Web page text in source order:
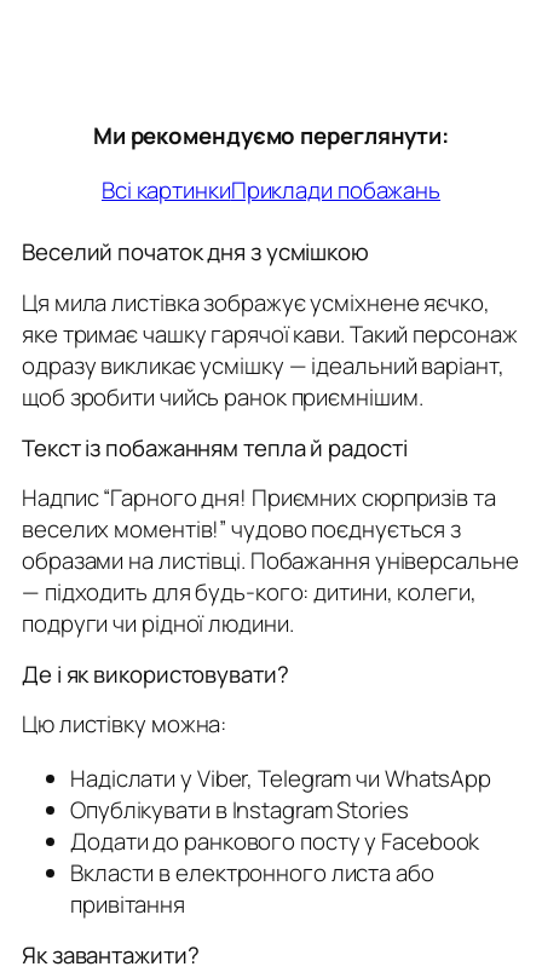
Ми рекомендуємо переглянути:
Всі картинкиПриклади побажань
Веселий початок дня з усмішкою
Ця мила листівка зображує усміхнене яєчко,
яке тримає чашку гарячої кави. Такий персонаж
одразу викликає усмішку — ідеальний варіант,
щоб зробити чийсь ранок приємнішим.
Текст із побажанням тепла й радості
Надпис “Гарного дня! Приємних сюрпризів та
веселих моментів!” чудово поєднується з
образами на листівці. Побажання універсальне
— підходить для будь-кого: дитини, колеги,
подруги чи рідної людини.
Де і як використовувати?
Цю листівку можна:
Надіслати у Viber, Telegram чи WhatsApp
Опублікувати в Instagram Stories
Додати до ранкового посту у Facebook
Вкласти в електронного листа або
привітання
Як завантажити?